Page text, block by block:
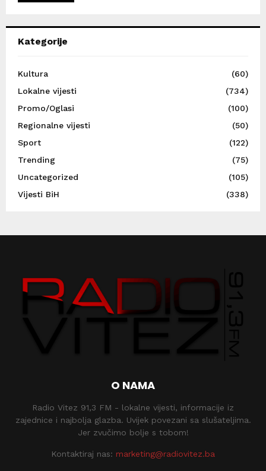
Kategorije
Kultura
(60)
Lokalne vijesti
(734)
Promo/Oglasi
(100)
Regionalne vijesti
(50)
Sport
(122)
Trending
(75)
Uncategorized
(105)
Vijesti BiH
(338)
O NAMA
Radio Vitez 91,3 FM - lokalne vijesti, informacije iz
zajednice i najbolja glazba. Uvijek povezani sa slušateljima.
Jer zvučimo bolje s tobom!
Kontaktiraj nas: marketing@radiovitez.ba